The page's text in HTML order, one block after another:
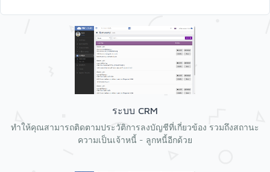
ระบบ CRM
ทำให้คุณสามารถติดตามประวัติการลงบัญชีที่เกี่ยวข้อง รวมถึงสถานะ
ความเป็นเจ้าหนี้ - ลูกหนี้อีกด้วย